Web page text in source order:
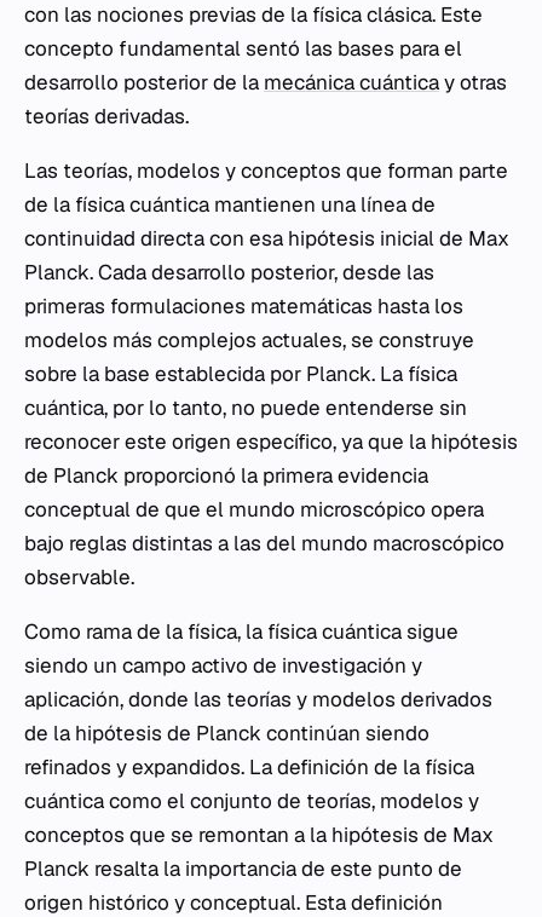
con las nociones previas de la física clásica. Este
concepto fundamental sentó las bases para el
desarrollo posterior de la mecánica cuánticay otras
teorías derivadas.
Las teorías, modelos y conceptos que forman parte
de la física cuántica mantienen una línea de
continuidad directa con esa hipótesis inicial de Max
Planck. Cada desarrollo posterior, desde las
primeras formulaciones matemáticas hasta los
modelos más complejos actuales, se construye
sobre la base establecida por Planck. La física
cuántica, por lo tanto, no puede entenderse sin
reconocer este origen específico, ya que la hipótesis
de Planck proporcionó la primera evidencia
conceptual de que el mundo microscópico opera
bajo reglas distintas a las del mundo macroscópico
observable.
Como rama de la física, la física cuántica sigue
siendo un campo activo de investigación y
aplicación, donde las teorías y modelos derivados
de la hipótesis de Planck continúan siendo
refinados y expandidos. La definición de la física
cuántica como el conjunto de teorías, modelos y
conceptos que se remontan a la hipótesis de Max
Planck resalta la importancia de este punto de
origen histórico y conceptual. Esta definición